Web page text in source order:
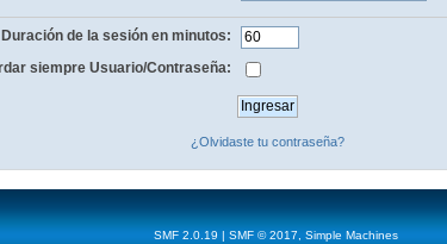
Duración de la sesión en minutos:
siempre Usuario/Contraseña:
¿Olvidaste tu contraseña?
SMF 2.0.19 | SMF © 2017
Simple Machines